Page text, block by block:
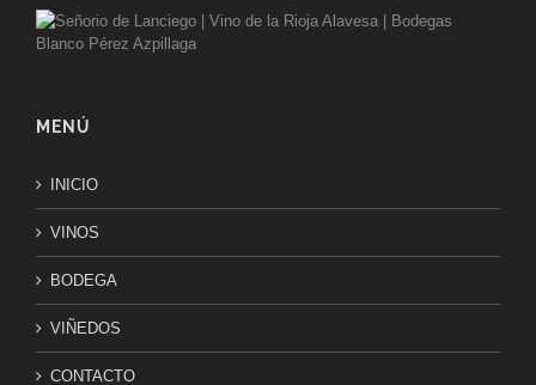
MENÚ
INICIO
VINOS
BODEGA
VIÑEDOS
CONTACTO